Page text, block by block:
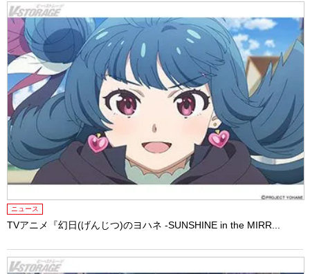
ニュース
TVアニメ『幻日(げんじつ)のヨハネ -SUNSHINE in the MIRR...